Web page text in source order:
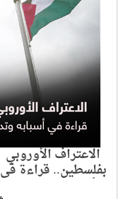
الاعتراف الأوروبي
بفلسطين.. قراءة في
أسبابه وتداعياته